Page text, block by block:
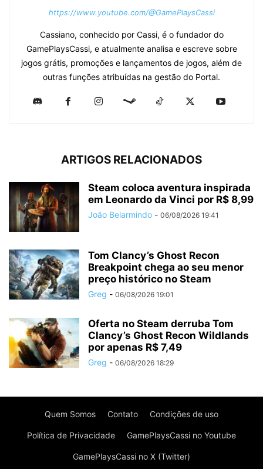
https://www.youtube.com/@GamePlaysCassi
Cassiano, conhecido por Cassi, é o fundador do
GamePlaysCassi, e atualmente analisa e escreve sobre
jogos grátis, promoções e lançamentos de jogos, além de
outras funções atribuídas na gestão do Portal.
ARTIGOS RELACIONADOS
Steam coloca aventura inspirada
em Leonardo da Vinci por R$ 8,99
João Belarmindo - 06/08/2026 19:41
Tom Clancy’s Ghost Recon
Breakpoint chega ao seu menor
preço histórico no Steam
Greg - 06/08/2026 19:01
Oferta no Steam derruba Tom
Clancy’s Ghost Recon Wildlands
por apenas R$ 7,49
Greg - 06/08/2026 18:29
Quem Somos Contato Condições de uso
Política de Privacidade GamePlaysCassi no Youtube
GamePlaysCassi no X (Twitter)